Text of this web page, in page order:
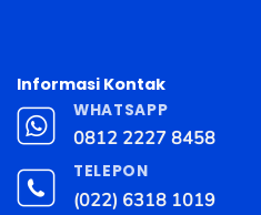
Informasi Kontak
WHATSAPP
0812 2227 8458
TELEPON
(022) 6318 1019